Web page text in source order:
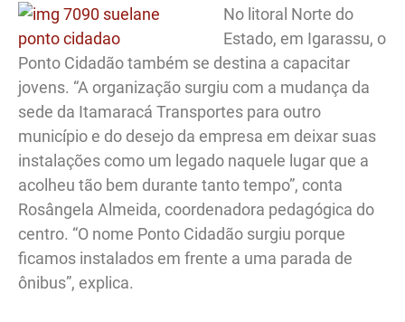
No litoral Norte do
Estado, em Igarassu, o
Ponto Cidadão também se destina a capacitar
jovens. “A organização surgiu com a mudança da
sede da Itamaracá Transportes para outro
município e do desejo da empresa em deixar suas
instalações como um legado naquele lugar que a
acolheu tão bem durante tanto tempo”, conta
Rosângela Almeida, coordenadora pedagógica do
centro. “O nome Ponto Cidadão surgiu porque
ficamos instalados em frente a uma parada de
ônibus”, explica.